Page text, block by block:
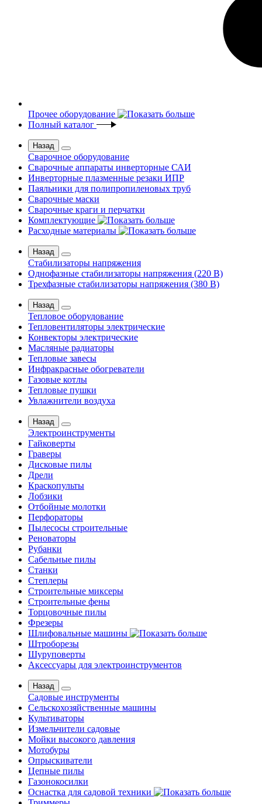
Прочее оборудование
Полный каталог
Назад
Сварочное оборудование
Сварочные аппараты инверторные САИ
Инверторные плазменные резаки ИПР
Паяльники для полипропиленовых труб
Сварочные маски
Сварочные краги и перчатки
Комплектующие
Расходные материалы
Назад
Стабилизаторы напряжения
Однофазные стабилизаторы напряжения (220 В)
Трехфазные стабилизаторы напряжения (380 В)
Назад
Тепловое оборудование
Тепловентиляторы электрические
Конвекторы электрические
Масляные радиаторы
Тепловые завесы
Инфракрасные обогреватели
Газовые котлы
Тепловые пушки
Увлажнители воздуха
Назад
Электроинструменты
Гайковерты
Граверы
Дисковые пилы
Дрели
Краскопульты
Лобзики
Отбойные молотки
Перфораторы
Пылесосы строительные
Реноваторы
Рубанки
Сабельные пилы
Станки
Степлеры
Строительные миксеры
Строительные фены
Торцовочные пилы
Фрезеры
Шлифовальные машины
Штроборезы
Шуруповерты
Аксессуары для электроинструментов
Назад
Садовые инструменты
Сельскохозяйственные машины
Культиваторы
Измельчители садовые
Мойки высокого давления
Мотобуры
Опрыскиватели
Цепные пилы
Газонокосилки
Оснастка для садовой техники